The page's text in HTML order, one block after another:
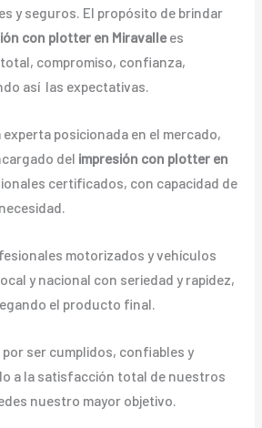
y seguros. El propósito de brindar
con plotter en Miravallees
compromiso, confianza,
así las expectativas.
experta posicionada en el mercado,
del impresión con plotter en
certificados, con capacidad de
motorizados y vehículos
y nacional con seriedad y rapidez,
el producto final.
ser cumplidos, confiables y
a la satisfacción total de nuestros
nuestro mayor objetivo.